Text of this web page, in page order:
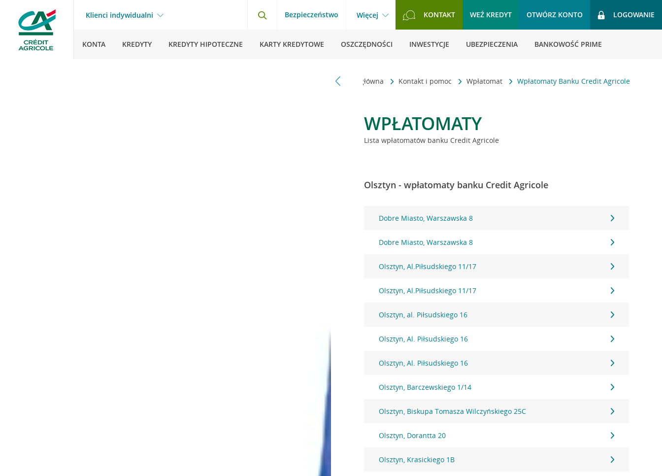
Klienci indywidualni Bezpieczeństwo Więcej KONTAKT WEŹ KREDYT OTWÓRZ KONTO LOGOWANIE
KONTA KREDYTY KREDYTY HIPOTECZNE KARTY KREDYTOWE OSZCZĘDNOŚCI INWESTYCJE UBEZPIECZENIA BANKOWOŚĆ PRIME
Strona główna Kontakt i pomoc Wpłatomat Wpłatomaty Banku Credit Agricole
WPŁATOMATY
Lista wpłatomatów banku Credit Agricole
Olsztyn - wpłatomaty banku Credit Agricole
Dobre Miasto, Warszawska 8
Dobre Miasto, Warszawska 8
Olsztyn, Al.Piłsudskiego 11/17
Olsztyn, Al.Piłsudskiego 11/17
Olsztyn, al. Piłsudskiego 16
Olsztyn, Al. Piłsudskiego 16
Olsztyn, Al. Piłsudskiego 16
Olsztyn, Barczewskiego 1/14
Olsztyn, Biskupa Tomasza Wilczyńskiego 25C
Olsztyn, Dorantta 20
Olsztyn, Krasickiego 1B